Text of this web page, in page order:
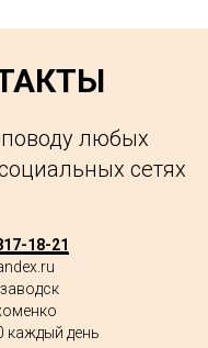
любых
сетях
18-21
каждый день